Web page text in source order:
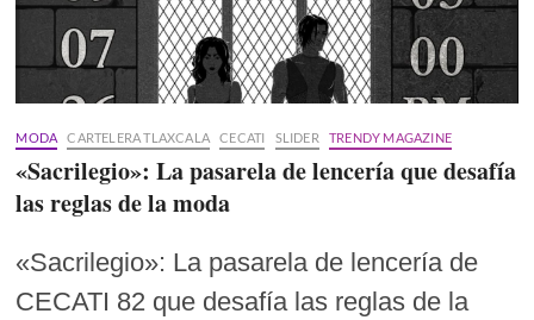
MODA CARTELERA TLAXCALA CECATI SLIDER TRENDY MAGAZINE
«Sacrilegio»: La pasarela de lencería que desafía
las reglas de la moda
«Sacrilegio»: La pasarela de lencería de
CECATI 82 que desafía las reglas de la